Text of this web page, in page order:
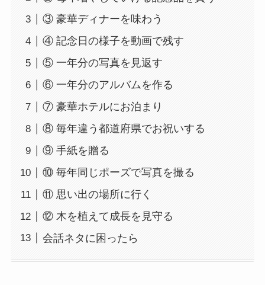
③ 豪華ディナーを味わう
④ 記念日の様子を動画で残す
⑤ 一年分の写真を見返す
⑥ 一年分のアルバムを作る
⑦ 豪華ホテルにお泊まり
⑧ 毎年違う都道府県でお祝いする
⑨ 手紙を贈る
⑩ 毎年同じポーズで写真を撮る
⑪ 思い出の場所に行く
⑫ 木を植えて成長を見守る
会話ネタに困ったら